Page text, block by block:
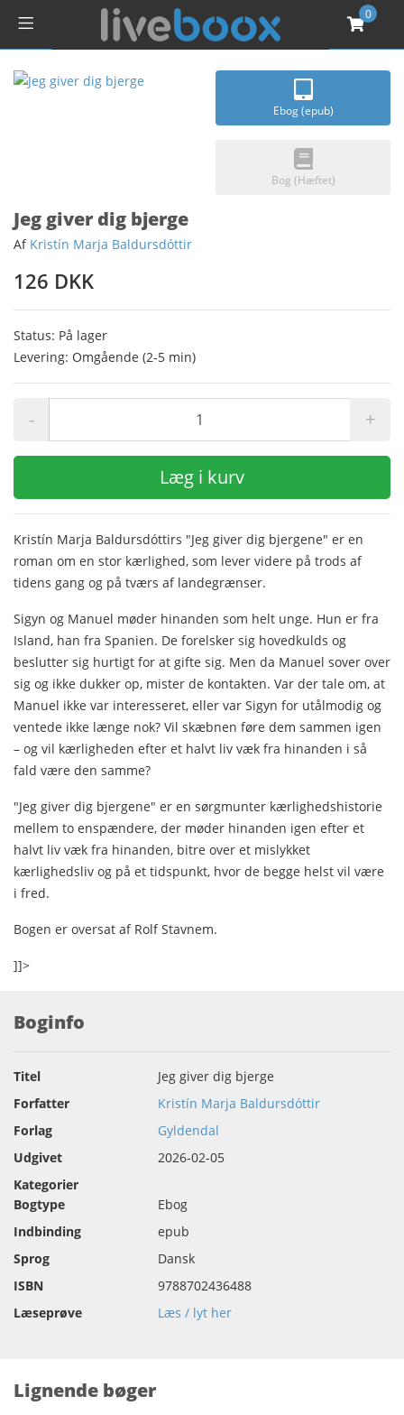
0
Ebog (epub)
Bog (Hæftet)
Jeg giver dig bjerge
Af Kristín Marja Baldursdóttir
126 DKK
Status: På lager
Levering: Omgående (2-5 min)
- +
Læg i kurv
Kristín Marja Baldursdóttirs "Jeg giver dig bjergene" er en
roman om en stor kærlighed, som lever videre på trods af
tidens gang og på tværs af landegrænser.
Sigyn og Manuel møder hinanden som helt unge. Hun er fra
Island, han fra Spanien. De forelsker sig hovedkulds og
beslutter sig hurtigt for at gifte sig. Men da Manuel sover over
sig og ikke dukker op, mister de kontakten. Var der tale om, at
Manuel ikke var interesseret, eller var Sigyn for utålmodig og
ventede ikke længe nok? Vil skæbnen føre dem sammen igen
– og vil kærligheden efter et halvt liv væk fra hinanden i så
fald være den samme?
"Jeg giver dig bjergene" er en sørgmunter kærlighedshistorie
mellem to enspændere, der møder hinanden igen efter et
halvt liv væk fra hinanden, bitre over et mislykket
kærlighedsliv og på et tidspunkt, hvor de begge helst vil være
i fred.
Bogen er oversat af Rolf Stavnem.
]]>
Boginfo
Titel
Jeg giver dig bjerge
Forfatter
Kristín Marja Baldursdóttir
Forlag
Gyldendal
Udgivet
2026-02-05
Kategorier
Bogtype
Ebog
Indbinding
epub
Sprog
Dansk
ISBN
9788702436488
Læseprøve
Læs / lyt her
Lignende bøger